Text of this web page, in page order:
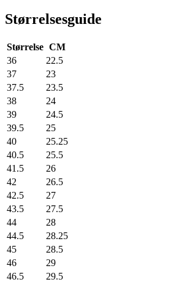
Størrelsesguide
Størrelse CM
36
22.5
37
23
37.5
23.5
38
24
39
24.5
39.5
25
40
25.25
40.5
25.5
41.5
26
42
26.5
42.5
27
43.5
27.5
44
28
44.5
28.25
45
28.5
46
29
46.5
29.5